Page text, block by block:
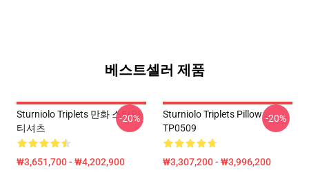
베스트셀러 제품
Sturniolo Triplets 만화 스타일
티셔츠
₩3,651,700 - ₩4,202,900
-20%
Sturniolo Triplets Pillow
TP0509
₩3,307,200 - ₩3,996,200
-20%